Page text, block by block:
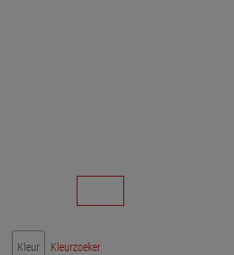
Kleur Kleurzoeker